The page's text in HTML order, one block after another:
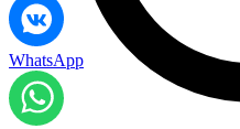
WhatsApp